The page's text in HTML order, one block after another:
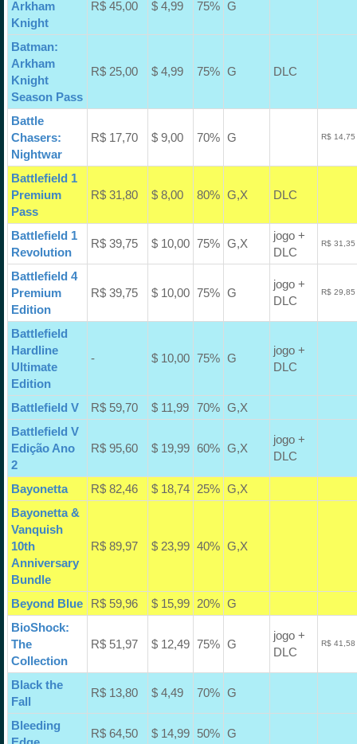
Arkham
Knight
R$ 45,00 $ 4,99 75% G
Batman:
Arkham
Knight
Season Pass
R$ 25,00 $ 4,99 75% G DLC
Battle
Chasers:
Nightwar
R$ 17,70 $ 9,00 70% G R$
Battlefield 1
Premium
Pass
R$ 31,80 $ 8,00 80% G,X DLC
Battlefield 1
Revolution
R$ 39,75 $ 10,00 75% G,X
jogo +
DLC
R$
Battlefield 4
Premium
Edition
R$ 39,75 $ 10,00 75% G
jogo +
DLC
R$
Battlefield
Hardline
Ultimate
Edition
- $ 10,00 75% G
jogo +
DLC
Battlefield V R$ 59,70 $ 11,99 70% G,X
Battlefield V
Edição Ano
2
R$ 95,60 $ 19,99 60% G,X
jogo +
DLC
Bayonetta R$ 82,46 $ 18,74 25% G,X
Bayonetta &
Vanquish
10th
Anniversary
Bundle
R$ 89,97 $ 23,99 40% G,X
Beyond Blue R$ 59,96 $ 15,99 20% G
BioShock:
The
Collection
R$ 51,97 $ 12,49 75% G
jogo +
DLC
R$
Black the
Fall
R$ 13,80 $ 4,49 70% G
Bleeding
R$ 64,50 $ 14,99 50% G